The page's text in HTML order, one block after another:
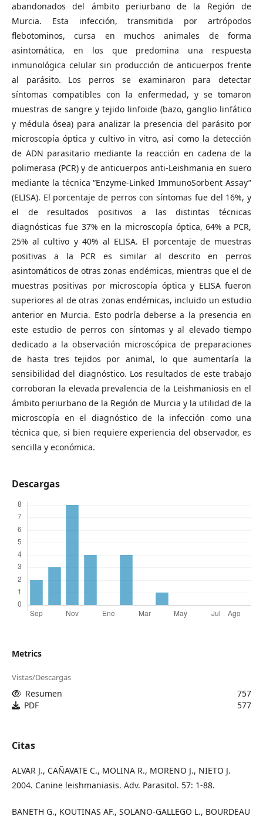
abandonados del ámbito periurbano de la Región de
Murcia. Esta infección, transmitida por artrópodos
flebotominos, cursa en muchos animales de forma
asintomática, en los que predomina una respuesta
inmunológica celular sin producción de anticuerpos frente
al parásito. Los perros se examinaron para detectar
síntomas compatibles con la enfermedad, y se tomaron
muestras de sangre y tejido linfoide (bazo, ganglio linfático
y médula ósea) para analizar la presencia del parásito por
microscopía óptica y cultivo in vitro, así como la detección
de ADN parasitario mediante la reacción en cadena de la
polimerasa (PCR) y de anticuerpos anti-Leishmania en suero
mediante la técnica “Enzyme-Linked ImmunoSorbent Assay”
(ELISA). El porcentaje de perros con síntomas fue del 16%, y
el de resultados positivos a las distintas técnicas
diagnósticas fue 37% en la microscopía óptica, 64% a PCR,
25% al cultivo y 40% al ELISA. El porcentaje de muestras
positivas a la PCR es similar al descrito en perros
asintomáticos de otras zonas endémicas, mientras que el de
muestras positivas por microscopía óptica y ELISA fueron
superiores al de otras zonas endémicas, incluido un estudio
anterior en Murcia. Esto podría deberse a la presencia en
este estudio de perros con síntomas y al elevado tiempo
dedicado a la observación microscópica de preparaciones
de hasta tres tejidos por animal, lo que aumentaría la
sensibilidad del diagnóstico. Los resultados de este trabajo
corroboran la elevada prevalencia de la Leishmaniosis en el
ámbito periurbano de la Región de Murcia y la utilidad de la
microscopía en el diagnóstico de la infección como una
técnica que, si bien requiere experiencia del observador, es
sencilla y económica.
Descargas
Metrics
Vistas/Descargas
Resumen
757
PDF
577
Citas
ALVAR J., CAÑAVATE C., MOLINA R., MORENO J., NIETO J.
2004. Canine leishmaniasis. Adv. Parasitol. 57: 1-88.
BANETH G., KOUTINAS AF., SOLANO-GALLEGO L., BOURDEAU